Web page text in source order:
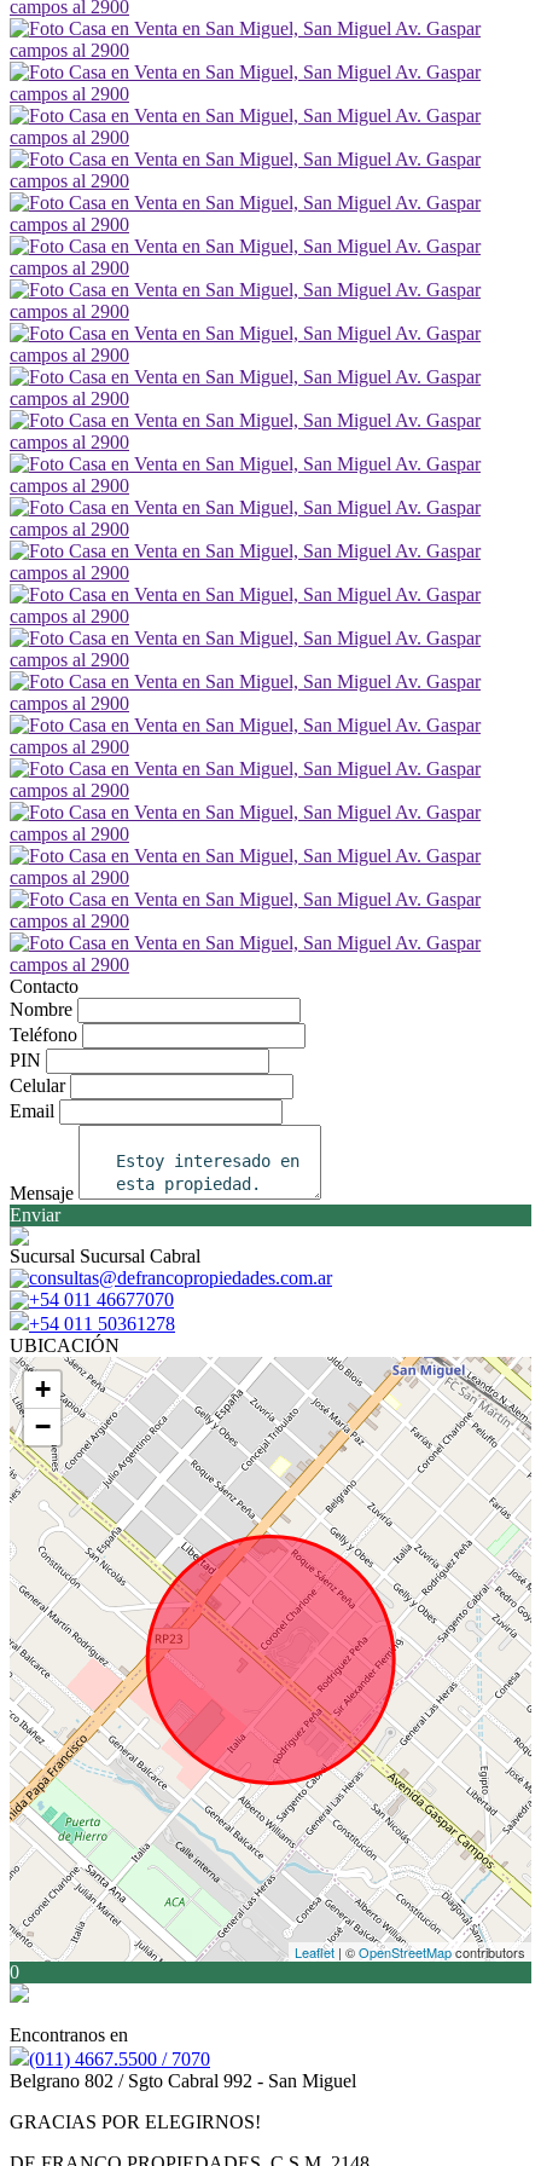
Contacto
Nombre
Teléfono
PIN
Celular
Email
Mensaje
Enviar
Sucursal Sucursal Cabral
consultas@defrancopropiedades.com.ar
+54 011 46677070
+54 011 50361278
UBICACIÓN
+
−
Leaflet | ©OpenStreetMapcontributors
0
Encontranos en
(011) 4667.5500 / 7070
Belgrano 802 / Sgto Cabral 992 - San Miguel
GRACIAS POR ELEGIRNOS!